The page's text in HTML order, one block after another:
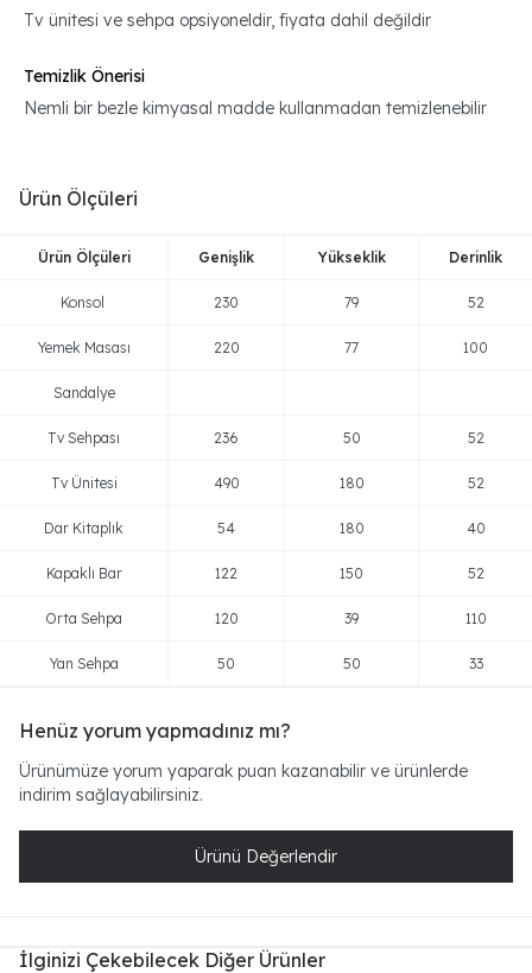
Tv ünitesi ve sehpa opsiyoneldir, fiyata dahil değildir
Temizlik Önerisi
Nemli bir bezle kimyasal madde kullanmadan temizlenebilir
Ürün Ölçüleri
Ürün Ölçüleri Genişlik Yükseklik Derinlik
Konsol 230 79 52
Yemek Masası 220 77 100
Sandalye
Tv Sehpası 236 50 52
Tv Ünitesi 490 180 52
Dar Kitaplık 54 180 40
Kapaklı Bar 122 150 52
Orta Sehpa 120 39 110
Yan Sehpa 50 50 33
Henüz yorum yapmadınız mı?
Ürünümüze yorum yaparak puan kazanabilir ve ürünlerde
indirim sağlayabilirsiniz.
Ürünü Değerlendir
İlginizi Çekebilecek Diğer Ürünler